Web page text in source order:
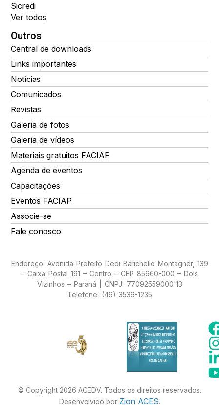
Sicredi
Ver todos
Outros
Central de downloads
Links importantes
Notícias
Comunicados
Revistas
Galeria de fotos
Galeria de vídeos
Materiais gratuitos FACIAP
Agenda de eventos
Capacitações
Eventos FACIAP
Associe-se
Fale conosco
Endereço: Avenida Prefeito Dedi Barichello Montagner, 139
– Caixa Postal 191 – Centro – CEP 85660-000 – Dois
Vizinhos – Paraná | CNPJ: 77092559000113
Telefone: (46) 3536-1235
© Copyright 2026 ACEDV. Todos os direitos reservados.
Desenvolvido por Zion ACES.